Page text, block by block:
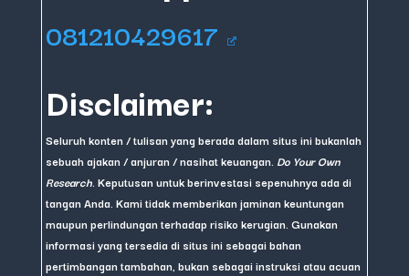
081210429617
Disclaimer:
Seluruh konten / tulisan yang berada dalam situs ini bukanlah
sebuah ajakan / anjuran / nasihat keuangan. Do Your Own
Research . Keputusan untuk berinvestasi sepenuhnya ada di
tangan Anda. Kami tidak memberikan jaminan keuntungan
maupun perlindungan terhadap risiko kerugian. Gunakan
informasi yang tersedia di situs ini sebagai bahan
pertimbangan tambahan, bukan sebagai instruksi atau acuan